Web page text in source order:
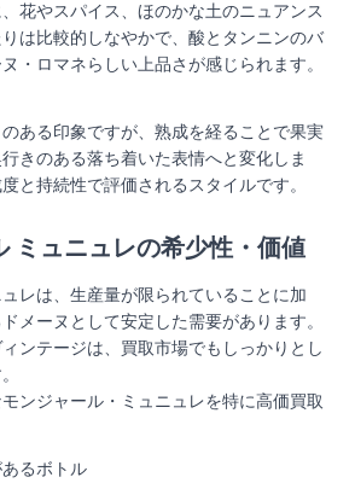
花やスパイス、ほのかな土のニュアンス
は比較的しなやかで、酸とタンニンのバ
・ロマネらしい上品さが感じられます。
ある印象ですが、熟成を経ることで果実
きのある落ち着いた表情へと変化しま
と持続性で評価されるスタイルです。
ミュニュレの希少性・価値
レは、生産量が限られていることに加
メーヌとして安定した需要があります。
ンテージは、買取市場でもしっかりとし
ンジャール・ミュニュレを特に高価買取
るボトル